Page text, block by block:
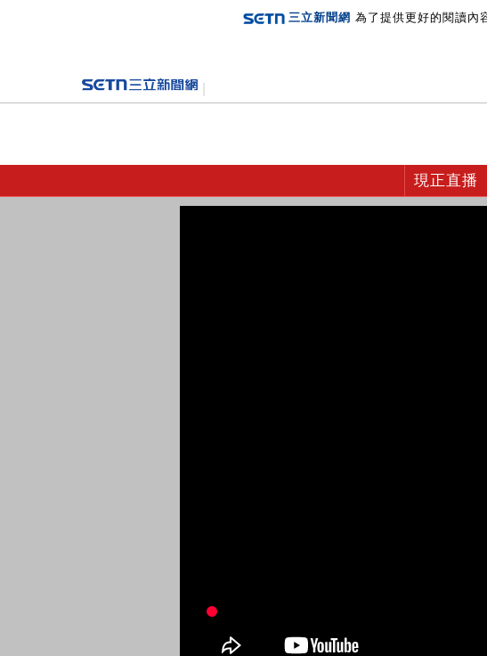
三立新聞網 為了提供更好的閱讀內
現正直播